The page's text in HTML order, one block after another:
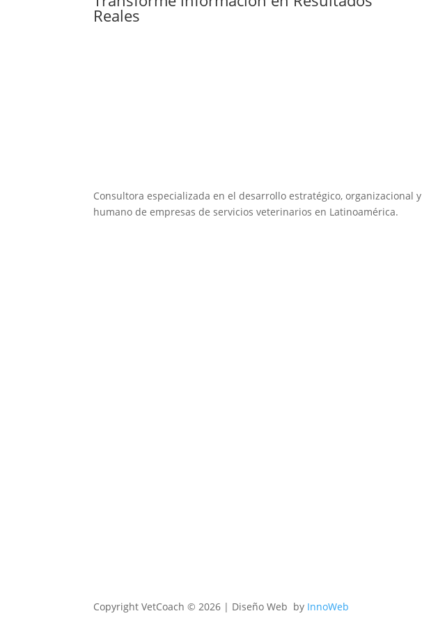
Reales
Consultora especializada en el desarrollo estratégico, organizacional y
humano de empresas de servicios veterinarios en Latinoamérica.
Copyright VetCoach © 2026 | Diseño Web by InnoWeb